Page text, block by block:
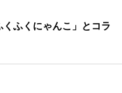
ふくにゃんこ」とコラ